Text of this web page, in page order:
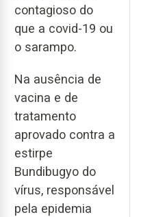
contagioso do
que a covid-19 ou
o sarampo.
Na ausência de
vacina e de
tratamento
aprovado contra a
estirpe
Bundibugyo do
vírus, responsável
pela epidemia